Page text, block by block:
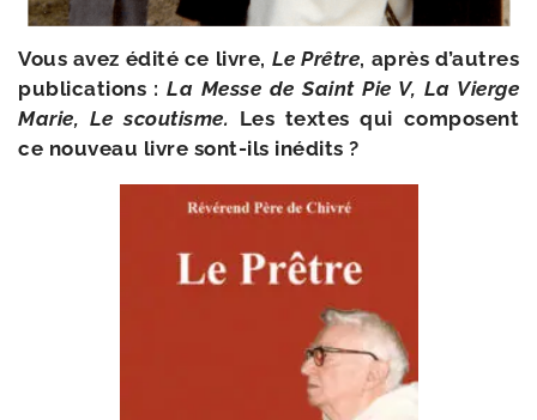
Vous avez édi­té ce livre, Le Prêtre, après d’autres
publi­ca­tions :La Messe de Saint Pie V, La Vierge
Marie, Le scou­tisme. Les textes qui com­posent
ce nou­veau livre sont-​ils inédits ?